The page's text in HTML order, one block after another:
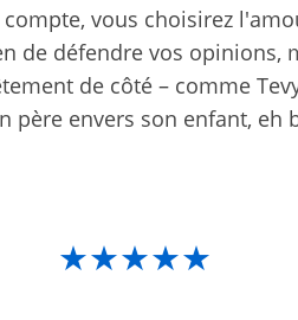
vous choisirez
de défendre vos opinions,
de côté – comme
père envers son enfant, eh
★★★★★